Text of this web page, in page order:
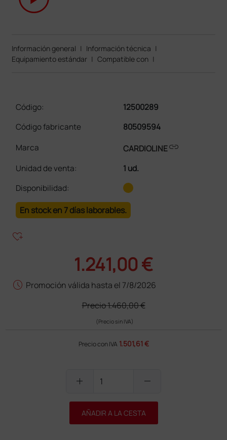
Información general | Información técnica |
Equipamiento estándar | Compatible con |
Código:
12500289
Código fabricante
80509594
Marca
CARDIOLINElink
Unidad de venta:
1 ud.
Disponibilidad:
En stock en 7 días laborables.
heart_plus
1.241,00 €
schedule Promoción válida hasta el 7/8/2026
Precio1.460,00 €
(Precio sin IVA)
Precio con IVA 1.501,61 €
add remove
AÑADIR A LA CESTA